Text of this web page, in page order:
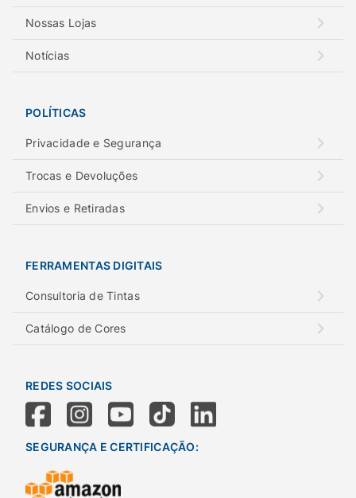
Nossas Lojas
Notícias
POLÍTICAS
Privacidade e Segurança
Trocas e Devoluções
Envios e Retiradas
FERRAMENTAS DIGITAIS
Consultoria de Tintas
Catálogo de Cores
REDES SOCIAIS
SEGURANÇA E CERTIFICAÇÃO: